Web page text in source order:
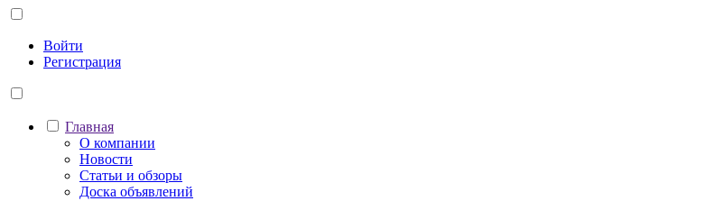
Войти
Регистрация
Главная
О компании
Новости
Статьи и обзоры
Доска объявлений